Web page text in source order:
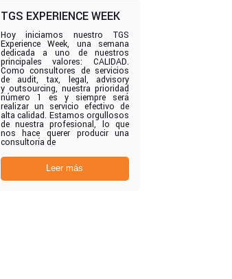
TGS EXPERIENCE WEEK
Hoy iniciamos nuestro TGS
Experience Week, una semana
dedicada a uno de nuestros
principales valores: CALIDAD.
Como consultores de servicios
de audit, tax, legal, advisory
y outsourcing, nuestra prioridad
número 1 es y siempre será
realizar un servicio efectivo de
alta calidad. Estamos orgullosos
de nuestra profesional, lo que
nos hace querer producir una
consultoría de
Leer más